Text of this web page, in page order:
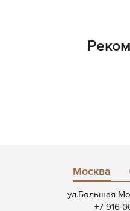
Москва
ул.Большая
+7 916